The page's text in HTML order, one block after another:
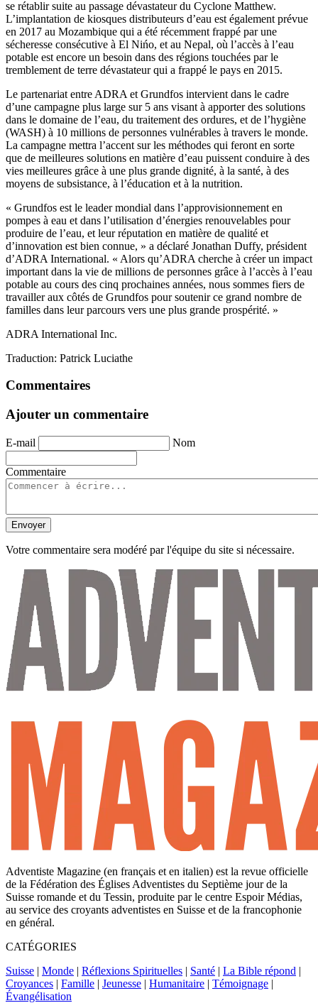
se rétablir suite au passage dévastateur du Cyclone Matthew.
L’implantation de kiosques distributeurs d’eau est également prévue
en 2017 au Mozambique qui a été récemment frappé par une
sécheresse consécutive à El Nińo, et au Nepal, où l’accès à l’eau
potable est encore un besoin dans des régions touchées par le
tremblement de terre dévastateur qui a frappé le pays en 2015.
Le partenariat entre ADRA et Grundfos intervient dans le cadre
d’une campagne plus large sur 5 ans visant à apporter des solutions
dans le domaine de l’eau, du traitement des ordures, et de l’hygiène
(WASH) à 10 millions de personnes vulnérables à travers le monde.
La campagne mettra l’accent sur les méthodes qui feront en sorte
que de meilleures solutions en matière d’eau puissent conduire à des
vies meilleures grâce à une plus grande dignité, à la santé, à des
moyens de subsistance, à l’éducation et à la nutrition.
« Grundfos est le leader mondial dans l’approvisionnement en
pompes à eau et dans l’utilisation d’énergies renouvelables pour
produire de l’eau, et leur réputation en matière de qualité et
d’innovation est bien connue, » a déclaré Jonathan Duffy, président
d’ADRA International. « Alors qu’ADRA cherche à créer un impact
important dans la vie de millions de personnes grâce à l’accès à l’eau
potable au cours des cinq prochaines années, nous sommes fiers de
travailler aux côtés de Grundfos pour soutenir ce grand nombre de
familles dans leur parcours vers une plus grande prospérité. »
ADRA International Inc.
Traduction: Patrick Luciathe
Commentaires
Ajouter un commentaire
E-mail Nom
Commentaire
Envoyer
Votre commentaire sera modéré par l'équipe du site si nécessaire.
Adventiste Magazine (en français et en italien) est la revue officielle
de la Fédération des Églises Adventistes du Septième jour de la
Suisse romande et du Tessin, produite par le centre Espoir Médias,
au service des croyants adventistes en Suisse et de la francophonie
en général.
CATÉGORIES
Suisse | Monde | Réflexions Spirituelles | Santé | La Bible répond |
Croyances | Famille | Jeunesse | Humanitaire | Témoignage |
Évangélisation